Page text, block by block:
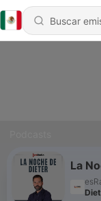
La